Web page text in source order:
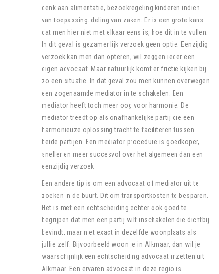
denk aan alimentatie, bezoekregeling kinderen indien
van toepassing, deling van zaken. Er is een grote kans
dat men hier niet met elkaar eens is, hoe dit in te vullen.
In dit geval is gezamenlijk verzoek geen optie. Eenzijdig
verzoek kan men dan opteren, wil zeggen ieder een
eigen advocaat. Maar natuurlijk komt er frictie kijken bij
zo een situatie. In dat geval zou men kunnen overwegen
een zogenaamde mediator in te schakelen. Een
mediator heeft toch meer oog voor harmonie. De
mediator treedt op als onafhankelijke partij die een
harmonieuze oplossing tracht te faciliteren tussen
beide partijen. Een mediator procedure is goedkoper,
sneller en meer succesvol over het algemeen dan een
eenzijdig verzoek
Een andere tip is om een advocaat of mediator uit te
zoeken in de buurt. Dit om transportkosten te besparen.
Het is met een echtscheiding echter ook goed te
begrijpen dat men een partij wilt inschakelen die dichtbij
bevindt, maar niet exact in dezelfde woonplaats als
jullie zelf. Bijvoorbeeld woon je in Alkmaar, dan wil je
waarschijnlijk een echtscheiding advocaat inzetten uit
Alkmaar. Een ervaren advocaat in deze regio is